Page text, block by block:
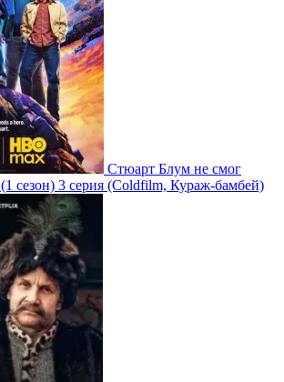
Стюарт Блум не смог
(1 сезон) 3 серия (Coldfilm, Кураж-бамбей)